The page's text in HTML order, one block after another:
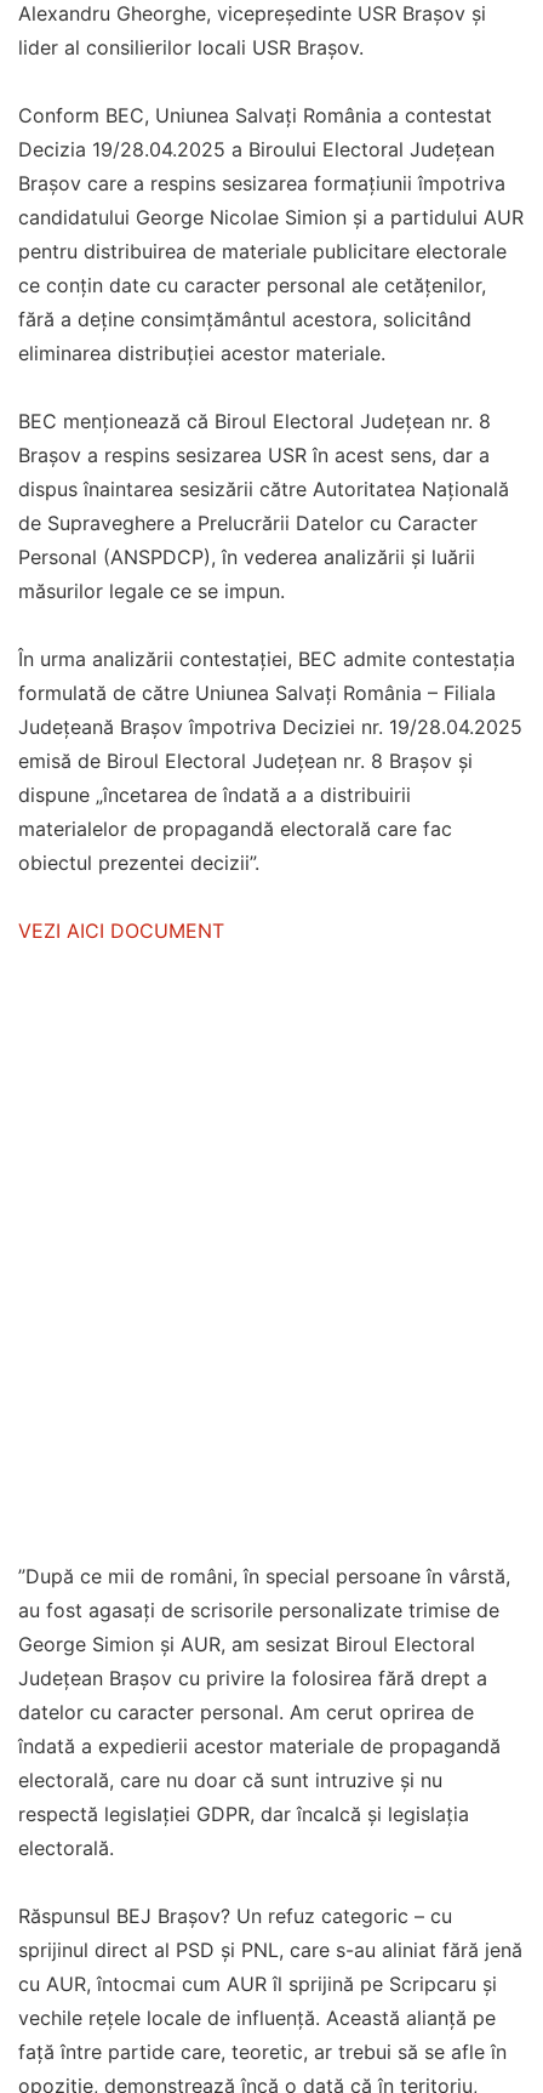
Alexandru Gheorghe, vicepreședinte USR Brașov și
lider al consilierilor locali USR Brașov.
Conform BEC, Uniunea Salvaţi România a contestat
Decizia 19/28.04.2025 a Biroului Electoral Judeţean
Braşov care a respins sesizarea formaţiunii împotriva
candidatului George Nicolae Simion şi a partidului AUR
pentru distribuirea de materiale publicitare electorale
ce conţin date cu caracter personal ale cetăţenilor,
fără a deţine consimţământul acestora, solicitând
eliminarea distribuţiei acestor materiale.
BEC menţionează că Biroul Electoral Judeţean nr. 8
Braşov a respins sesizarea USR în acest sens, dar a
dispus înaintarea sesizării către Autoritatea Naţională
de Supraveghere a Prelucrării Datelor cu Caracter
Personal (ANSPDCP), în vederea analizării şi luării
măsurilor legale ce se impun.
În urma analizării contestaţiei, BEC admite contestaţia
formulată de către Uniunea Salvaţi România – Filiala
Judeţeană Braşov împotriva Deciziei nr. 19/28.04.2025
emisă de Biroul Electoral Judeţean nr. 8 Braşov şi
dispune „încetarea de îndată a a distribuirii
materialelor de propagandă electorală care fac
obiectul prezentei decizii”.
VEZI AICI DOCUMENT
”După ce mii de români, în special persoane în vârstă,
au fost agasați de scrisorile personalizate trimise de
George Simion și AUR, am sesizat Biroul Electoral
Județean Brașov cu privire la folosirea fără drept a
datelor cu caracter personal. Am cerut oprirea de
îndată a expedierii acestor materiale de propagandă
electorală, care nu doar că sunt intruzive și nu
respectă legislației GDPR, dar încalcă și legislația
electorală.
Răspunsul BEJ Brașov? Un refuz categoric – cu
sprijinul direct al PSD și PNL, care s-au aliniat fără jenă
cu AUR, întocmai cum AUR îl sprijină pe Scripcaru și
vechile rețele locale de influență. Această alianță pe
față între partide care, teoretic, ar trebui să se afle în
opoziție, demonstrează încă o dată că în teritoriu,